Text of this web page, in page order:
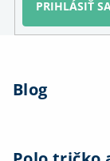
PRIHLÁSIŤ
Blog